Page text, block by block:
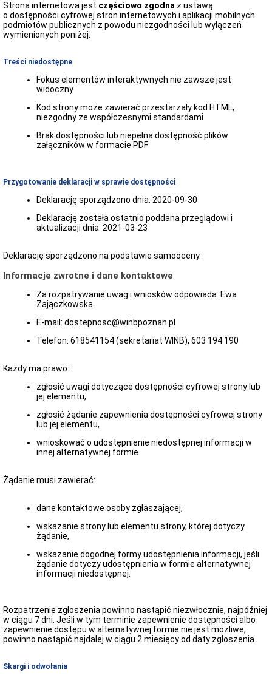
teleadresowe
PINB
woj.
wielkopolskiego
komunikaty,
Komunikaty
aktualności
Obwieszczenia
Dostępność
Deklaracja
ds.
działań
osobom
szczególnymi
Raport
zapewnienia
dostępności
-
stan
01.01.2021
Wniosek
zapewnienie
dostępności
o
dostępności
architektonicznej
informacyjno-
komunikacyjnej
Zgłoszenie
dotyczące
korzystania
ETR
-
informacja
w
do
Strona internetowa jest częściowo zgodna z ustawą
o dostępności cyfrowej stron internetowych i aplikacji mobilnych
podmiotów publicznych z powodu niezgodności lub wyłączeń
wymienionych poniżej.
Treści niedostępne
Fokus elementów interaktywnych nie zawsze jest
widoczny
Kod strony może zawierać przestarzały kod HTML,
niezgodny ze współczesnymi standardami
Brak dostępności lub niepełna dostępność plików
załączników w formacie PDF
Przygotowanie deklaracji w sprawie dostępności
Deklarację sporządzono dnia: 2020-09-30
Deklarację została ostatnio poddana przeglądowi i
aktualizacji dnia: 2021-03-23
Deklarację sporządzono na podstawie samooceny.
Informacje zwrotne i dane kontaktowe
Za rozpatrywanie uwag i wniosków odpowiada: Ewa
Zajączkowska
E-mail: dostepnosc@winbpoznan.pl
Telefon: 618541154 (sekretariat WINB), 603 194 190
Każdy ma prawo:
zgłosić uwagi dotyczące dostępności cyfrowej strony lub
jej elementu,
zgłosić żądanie zapewnienia dostępności cyfrowej strony
lub jej elementu,
wnioskować o udostępnienie niedostępnej informacji w
innej alternatywnej formie.
Żądanie musi zawierać:
dane kontaktowe osoby zgłaszającej,
wskazanie strony lub elementu strony, której dotyczy
żądanie,
wskazanie dogodnej formy udostępnienia informacji, jeśli
żądanie dotyczy udostępnienia w formie alternatywnej
informacji niedostępnej.
Rozpatrzenie zgłoszenia powinno nastąpić niezwłocznie, najpóźniej
w ciągu 7 dni. Jeśli w tym terminie zapewnienie dostępności albo
zapewnienie dostępu w alternatywnej formie nie jest możliwe,
powinno nastąpić najdalej w ciągu 2 miesięcy od daty zgłoszenia.
Skargi i odwołania